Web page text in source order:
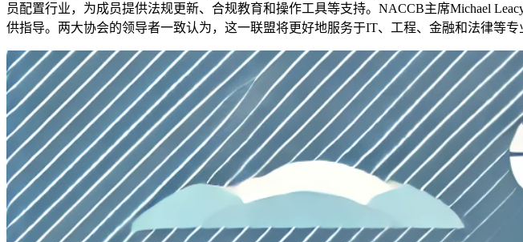
员配置行业，为成员提供法规更新、合规教育和操作工具等支持。NACCB主席Michael
供指导。两大协会的领导者一致认为，这一联盟将更好地服务于IT、工程、金融和法律等